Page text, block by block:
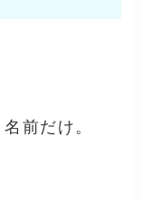
前だけ。